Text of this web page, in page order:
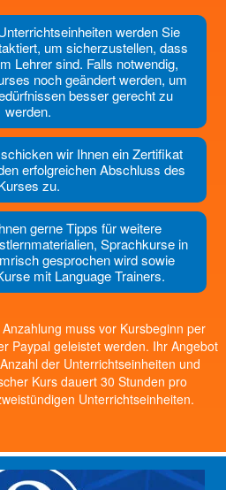
werden Sie
um sicherzustellen, dass
Lehrer sind. Falls notwendig,
noch geändert werden, um
besser gerecht zu
werden.
wir Ihnen ein Zertifikat
erfolgreichen Abschluss des
zu.
gerne Tipps für weitere
Sprachkurse in
gesprochen wird sowie
mit Language Trainers.
muss vor Kursbeginn per
Paypal geleistet werden. Ihr Angebot
der Unterrichtseinheiten und
Kurs dauert 30 Stunden pro
Unterrichtseinheiten.